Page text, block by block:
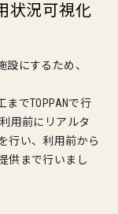
状況可視化
にするため、
でTOPPANで行
用前にリアルタ
行い、利用前から
供まで行いまし